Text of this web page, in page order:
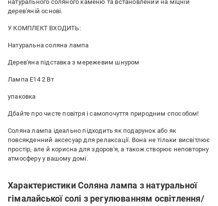
натурального соляного каменю та встановлений на міцній
дерев'яній основі.
У КОМПЛЕКТ ВХОДИТЬ:
Натуральна соляна лампа
Дерев'яна підставка з мережевим шнуром
Лампа E14 2 Вт
упаковка
Дбайте про чисте повітря і самопочуття природним способом!
Соляна лампа ідеально підходить як подарунок або як
повсякденний аксесуар для релаксації. Вона не тільки висвітлює
простір, але й корисна для здоров'я, а також створює неповторну
атмосферу у вашому домі.
Характеристики Соляна лампа з натуральної
гімалайської солі з регулюванням освітлення/